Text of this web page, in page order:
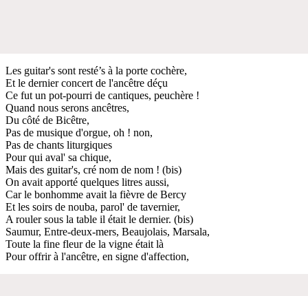
Les guitar's sont resté’s à la porte cochère,
Et le dernier concert de l'ancêtre déçu
Ce fut un pot-pourri de cantiques, peuchère !
Quand nous serons ancêtres,
Du côté de Bicêtre,
Pas de musique d'orgue, oh ! non,
Pas de chants liturgiques
Pour qui aval' sa chique,
Mais des guitar's, cré nom de nom ! (bis)
On avait apporté quelques litres aussi,
Car le bonhomme avait la fièvre de Bercy
Et les soirs de nouba, parol' de tavernier,
A rouler sous la table il était le dernier. (bis)
Saumur, Entre-deux-mers, Beaujolais, Marsala,
Toute la fine fleur de la vigne était là
Pour offrir à l'ancêtre, en signe d'affection,